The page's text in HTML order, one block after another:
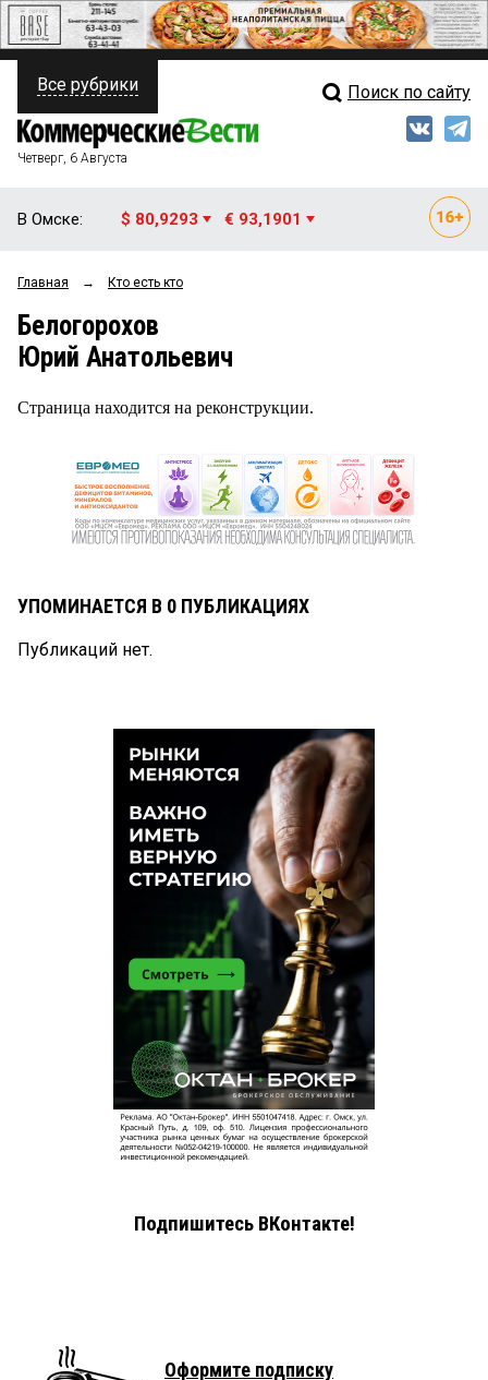
ПОЛИТИКА
ФИНАНСЫ
ОБЩЕСТВО
ЗАКОН
СТИЛЬ ЖИЗНИ
Свежий выпуск
Все рубрики Поиск по сайту
Четверг, 6 Августа
В Омске: $ 80,9293 € 93,1901
Главная → Кто есть кто
Белогорохов
Юрий Анатольевич
Страница находится на реконструкции.
УПОМИНАЕТСЯ В 0 ПУБЛИКАЦИЯХ
Публикаций нет.
Подпишитесь ВКонтакте!
Оформите подписку